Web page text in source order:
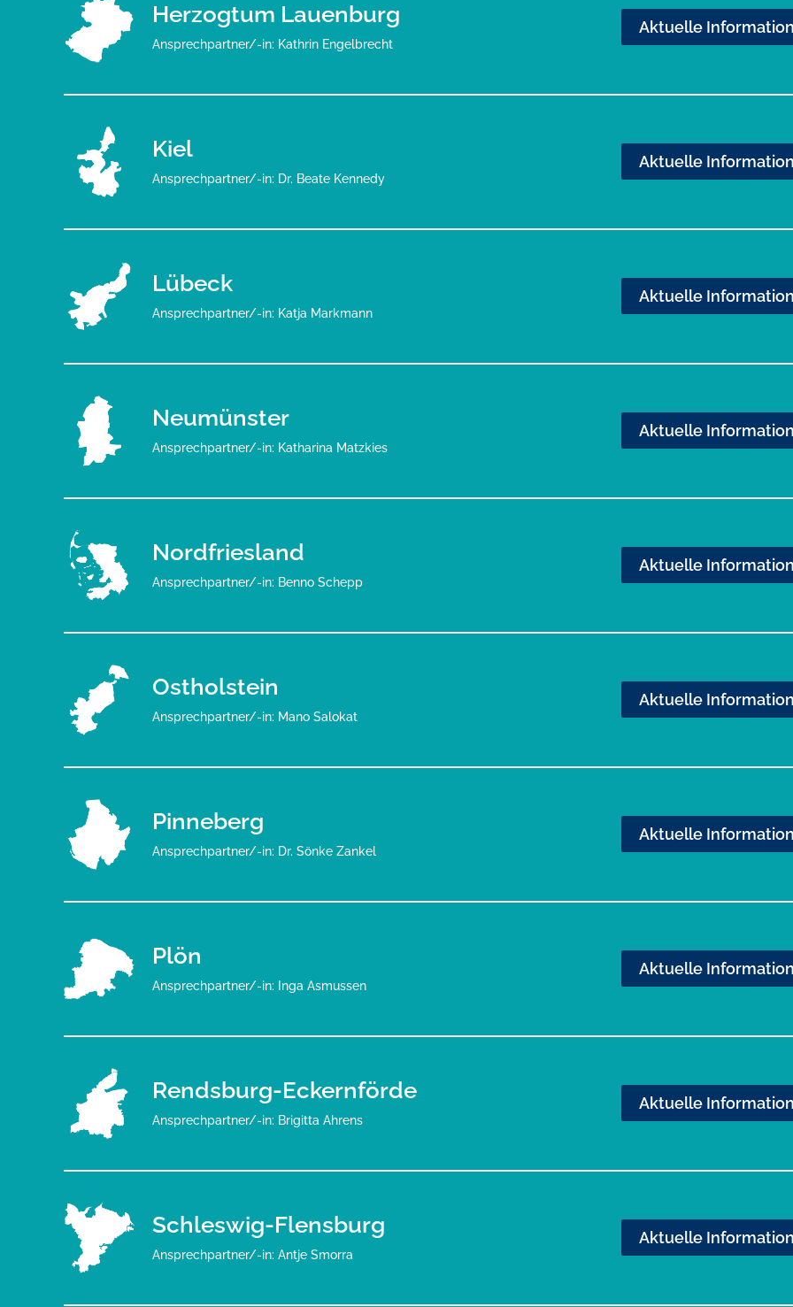
Herzogtum Lauenburg
Ansprechpartner/-in: Kathrin Engelbrecht
Aktuelle
Kiel
Ansprechpartner/-in: Dr. Beate Kennedy
Aktuelle
Lübeck
Ansprechpartner/-in: Katja Markmann
Aktuelle
Neumünster
Ansprechpartner/-in: Katharina Matzkies
Aktuelle
Nordfriesland
Ansprechpartner/-in: Benno Schepp
Aktuelle
Ostholstein
Ansprechpartner/-in: Mano Salokat
Aktuelle
Pinneberg
Ansprechpartner/-in: Dr. Sönke Zankel
Aktuelle
Plön
Ansprechpartner/-in: Inga Asmussen
Aktuelle
Rendsburg-Eckernförde
Ansprechpartner/-in: Brigitta Ahrens
Aktuelle
Schleswig-Flensburg
Ansprechpartner/-in: Antje Smorra
Aktuelle